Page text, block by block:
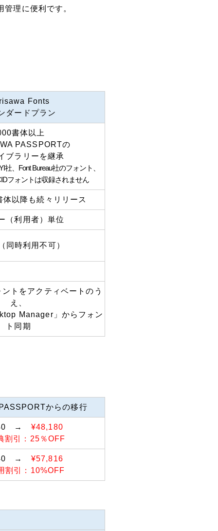
理に便利です。
Fonts
ダードプラン
書体以上
PASSPORTの
ブラリーを継承
、Font Bureau社のフォント、
フォントは収録されません
以降も続々リリース
（利用者）単位
同時利用不可）
トをアクティベートのう
え、
Manager」からフォン
ト同期
からの移行
→ ¥48,180
割引：25％OFF
→ ¥57,816
割引：10%OFF